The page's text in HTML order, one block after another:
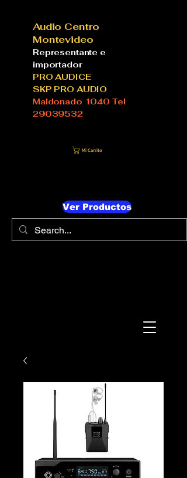
Audio Centro
Montevideo
Representante e
importador
PRO AUDICE
SKP PRO AUDIO
Maldonado 1040 Tel
29039532
Mi Carrito
Ver Productos